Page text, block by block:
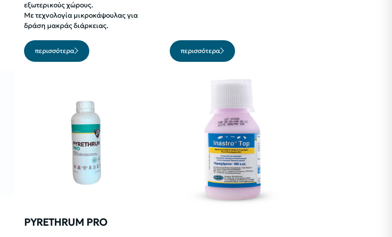
εξωτερικούς χώρους.
Με τεχνολογία μικροκάψουλας για
δράση μακράς διάρκειας.
περισσότερα περισσότερα
PYRETHRUM PRO